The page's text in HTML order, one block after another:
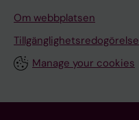
Om webbplatsen
Tillgänglighetsredogörelse
Manage your cookies